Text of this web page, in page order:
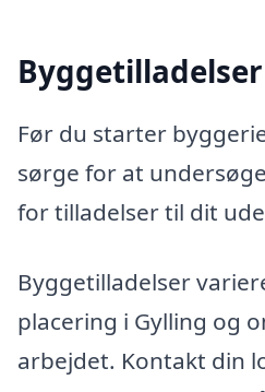
Byggetilladelser
Før du starter
sørge for at
for tilladelser til dit
Byggetilladelser
placering i Gylling og
arbejdet. Kontakt din